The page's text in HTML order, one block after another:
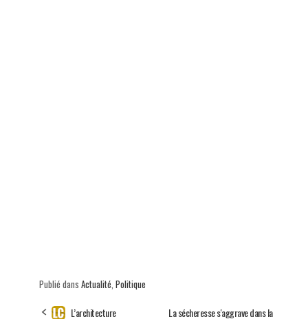
Publié dans Actualité Politique
L’architecture La sécheresse s'aggrave dans la